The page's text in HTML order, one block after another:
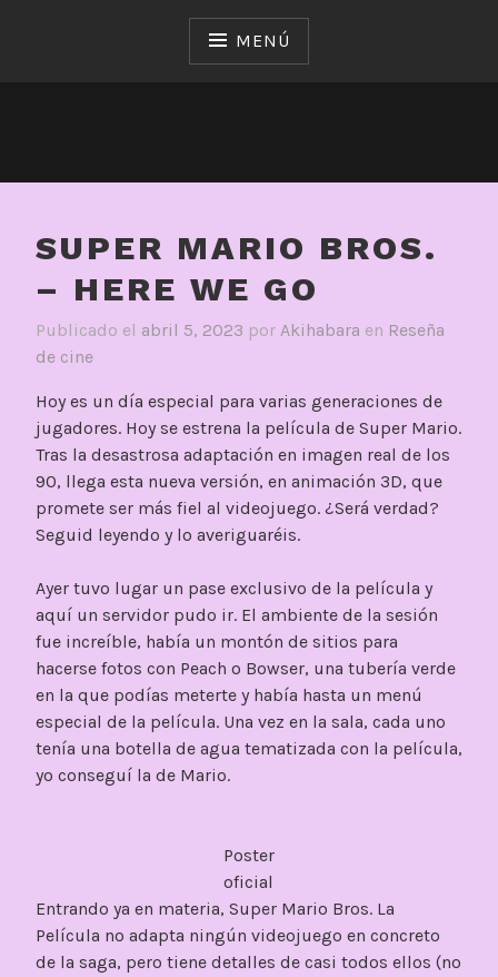
MENÚ
SUPER MARIO BROS.
– HERE WE GO
Publicado el abril 5, 2023 por Akihabara en Reseña
de cine
Hoy es un día especial para varias generaciones de
jugadores. Hoy se estrena la película de Super Mario.
Tras la desastrosa adaptación en imagen real de los
90, llega esta nueva versión, en animación 3D, que
promete ser más fiel al videojuego. ¿Será verdad?
Seguid leyendo y lo averiguaréis.
Ayer tuvo lugar un pase exclusivo de la película y
aquí un servidor pudo ir. El ambiente de la sesión
fue increíble, había un montón de sitios para
hacerse fotos con Peach o Bowser, una tubería verde
en la que podías meterte y había hasta un menú
especial de la película. Una vez en la sala, cada uno
tenía una botella de agua tematizada con la película,
yo conseguí la de Mario.
Poster
oficial
Entrando ya en materia, Super Mario Bros. La
Película no adapta ningún videojuego en concreto
de la saga, pero tiene detalles de casi todos ellos (no